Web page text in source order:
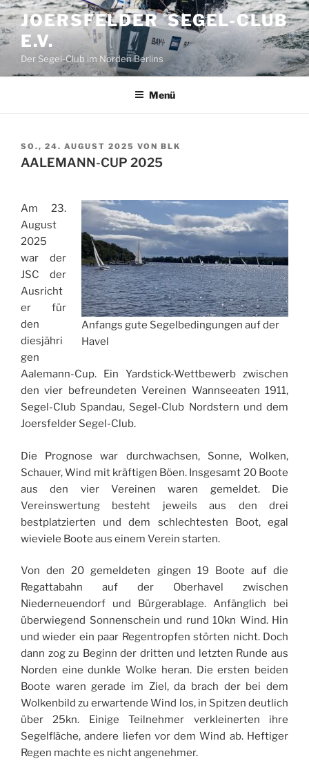
Zum
Inhalt
springen
JOERSFELDER SEGEL-CLUB
E.V.
Der Segel-Club im Norden Berlins
Menü
VERÖFFENTLICHT
AM
SO., 24. AUGUST 2025 VON BLK
AALEMANN-CUP 2025
Anfangs gute Segelbedingungen auf der
Havel
Am 23.
August
2025
war der
JSC der
Ausricht
er für
den
diesjähri
gen
Aalemann-Cup. Ein Yardstick-Wettbewerb zwischen
den vier befreundeten Vereinen Wannseeaten 1911,
Segel-Club Spandau, Segel-Club Nordstern und dem
Joersfelder Segel-Club.
Die Prognose war durchwachsen, Sonne, Wolken,
Schauer, Wind mit kräftigen Böen. Insgesamt 20 Boote
aus den vier Vereinen waren gemeldet. Die
Vereinswertung besteht jeweils aus den drei
bestplatzierten und dem schlechtesten Boot, egal
wieviele Boote aus einem Verein starten.
Von den 20 gemeldeten gingen 19 Boote auf die
Regattabahn auf der Oberhavel zwischen
Niederneuendorf und Bürgerablage. Anfänglich bei
überwiegend Sonnenschein und rund 10kn Wind. Hin
und wieder ein paar Regentropfen störten nicht. Doch
dann zog zu Beginn der dritten und letzten Runde aus
Norden eine dunkle Wolke heran. Die ersten beiden
Boote waren gerade im Ziel, da brach der bei dem
Wolkenbild zu erwartende Wind los, in Spitzen deutlich
über 25kn. Einige Teilnehmer verkleinerten ihre
Segelfläche, andere liefen vor dem Wind ab. Heftiger
Regen machte es nicht angenehmer.